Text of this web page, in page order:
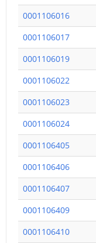
0001106016
0001106017
0001106019
0001106022
0001106023
0001106024
0001106405
0001106406
0001106407
0001106409
0001106410